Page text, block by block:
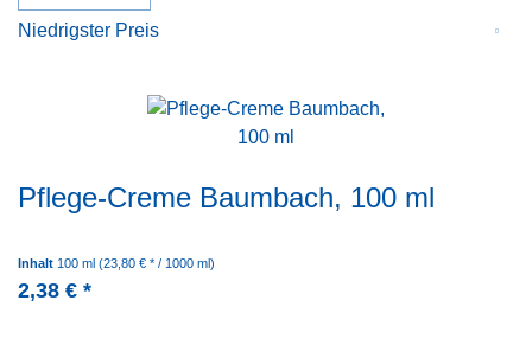
begrenzt viruzid
begrenzt viruzid PLUS
mykobakterizid
Pflege-Creme Baumbach, 100 ml
Inhalt 100 ml (23,80 € * / 1000 ml)
2,38 € *